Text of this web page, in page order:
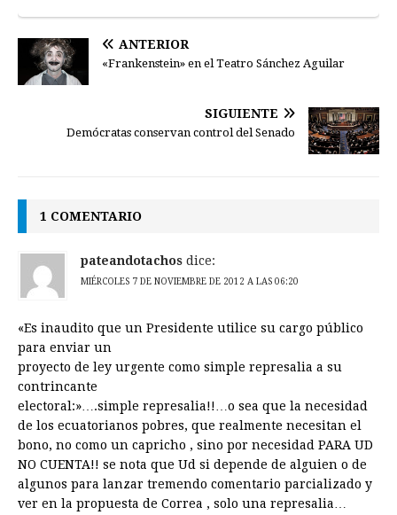
ANTERIOR
«Frankenstein» en el Teatro Sánchez Aguilar
SIGUIENTE
Demócratas conservan control del Senado
1 COMENTARIO
pateandotachos dice:
MIÉRCOLES 7 DE NOVIEMBRE DE 2012 A LAS 06:20
«Es inaudito que un Presidente utilice su cargo público
para enviar un
proyecto de ley urgente como simple represalia a su
contrincante
electoral:»….simple represalia!!…o sea que la necesidad
de los ecuatorianos pobres, que realmente necesitan el
bono, no como un capricho , sino por necesidad PARA UD
NO CUENTA!! se nota que Ud si depende de alguien o de
algunos para lanzar tremendo comentario parcializado y
ver en la propuesta de Correa , solo una represalia…